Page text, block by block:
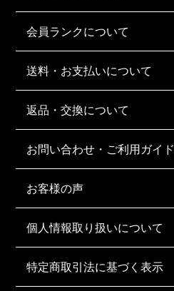
会員ランクについて
送料・お支払いについて
返品・交換について
お問い合わせ・ご利用ガイド
お客様の声
個人情報取り扱いについて
特定商取引法に基づく表示